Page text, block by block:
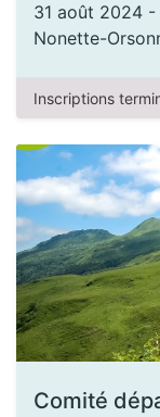
31 août 2024 -
Nonette-
Inscriptions
Comité